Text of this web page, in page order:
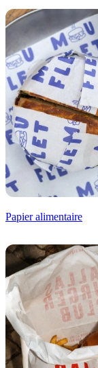
Papier alimentaire